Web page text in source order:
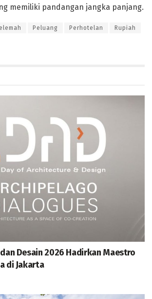
memiliki pandangan jangka panjang.
Peluang Perhotelan Rupiah
Desain 2026 Hadirkan Maestro
di Jakarta